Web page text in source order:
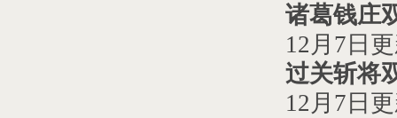
诸葛钱庄
12 月 7 日
过关斩将
12 月 7 日